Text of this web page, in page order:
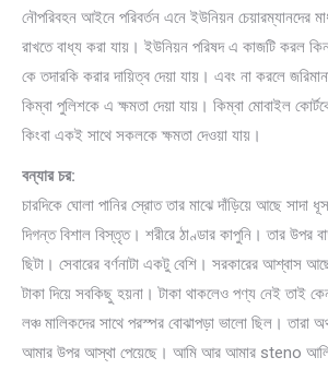
নৌপরিবহন আইনে পরিবর্তন এনে ইউনিয়ন চেয়ারম্যানদের
রাখতে বাধ্য করা যায়। ইউনিয়ন পরিষদ এ কাজটি করল
কে তদারকি করার দায়িত্ব দেয়া যায়। এবং না করলে
কিম্বা পুলিশকে এ ক্ষমতা দেয়া যায়। কিম্বা মোবাইল
কিংবা একই সাথে সকলকে ক্ষমতা দেওয়া যায়।
বন্যার চর:
চারদিকে ঘোলা পানির স্রোত তার মাঝে দাঁড়িয়ে আছে সাদা
দিগন্ত বিশাল বিস্তৃত। শরীরে ঠাণ্ডার কাপুনি। তার উপর
ছিটা। সেবারের বর্ণনাটা একটু বেশি। সরকারের আশ্বাস
টাকা দিয়ে সবকিছু হয়না। টাকা থাকলেও পণ্য নেই তাই
লঞ্চ মালিকদের সাথে পরস্পর বোঝাপড়া ভালো ছিল। তারা
আমার উপর আস্থা পেয়েছে। আমি আর আমার steno আলিম